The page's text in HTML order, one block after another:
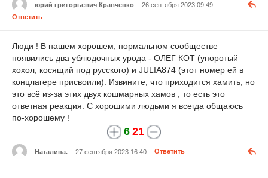
юрий григорьевич Кравченко
26 сентября 2023 09:49
Ответить
Люди ! В нашем хорошем, нормальном сообществе
появились два ублюдочных урода - ОЛЕГ КОТ (упоротый
хохол, косящий под русского) и JULIA874 (этот номер ей в
концлагере присвоили). Извините, что приходится хамить, но
это всё из-за этих двух кошмарных хамов , то есть это
ответная реакция. С хорошими людьми я всегда общаюсь
по-хорошему !
6 21
Наталина. 27 сентября 2023 16:40 Ответить